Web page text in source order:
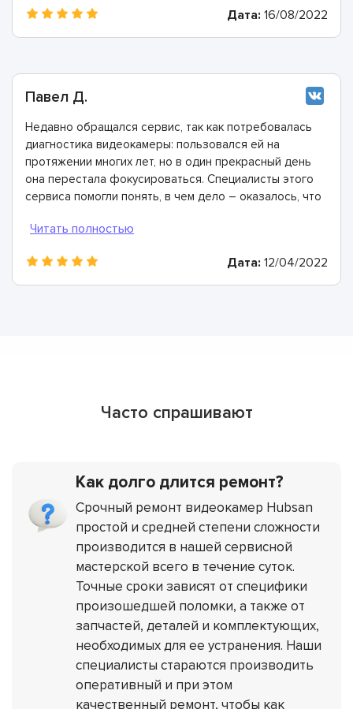
Дата: 16/08/2022
Павел Д.
Недавно обращался сервис, так как потребовалась
диагностика видеокамеры: пользовался ей на
протяжении многих лет, но в один прекрасный день
она перестала фокусироваться. Специалисты этого
сервиса помогли понять, в чем дело – оказалось, что
того, что она выработала свой ресурс. Все заменили
Дата: 12/04/2022
Часто спрашивают
Как долго длится ремонт?
Срочный ремонт видеокамер Hubsan
простой и средней степени сложности
производится в нашей сервисной
мастерской всего в течение суток.
Точные сроки зависят от специфики
произошедшей поломки, а также от
запчастей, деталей и комплектующих,
необходимых для ее устранения. Наши
специалисты стараются производить
оперативный и при этом
качественный ремонт, чтобы как